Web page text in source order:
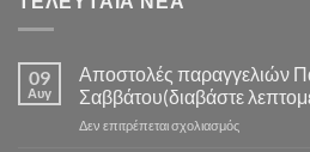
09
Αυγ
Αποστολές παραγγελιών
Σαββάτου(διαβάστε
Δεν επιτρέπεται σχολιασμόςστο